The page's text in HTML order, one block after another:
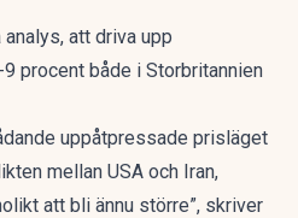
att driva upp
procent både i Storbritannien
uppåtpressade prisläget
mellan USA och Iran,
att bli ännu större”, skriver